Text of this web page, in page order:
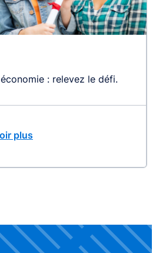
: relevez le défi.
plus